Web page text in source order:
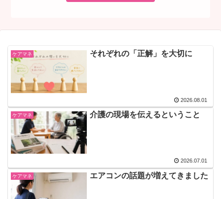
ケアマネ それぞれの「正解」を大切に
2026.08.01
ケアマネ 介護の現場を伝えるということ
2026.07.01
ケアマネ エアコンの話題が増えてきました